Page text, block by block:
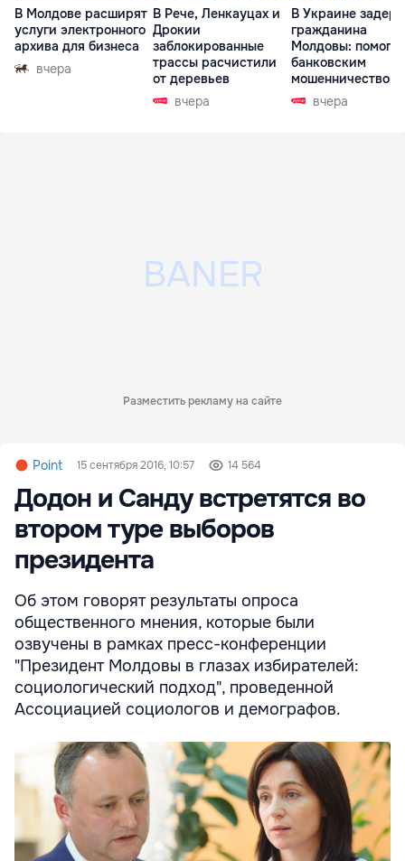
В Молдове расширят
услуги электронного
архива для бизнеса
вчера
В Рече, Ленкауцах и
Дрокии
заблокированные
трассы расчистили
от деревьев
вчера
В Украине
гражданина
Молдовы:
банковским
мошенничеством
Чехиивчера
Разместить рекламу на сайте
Point 15 сентября 2016, 10:57 14 564
Додон и Санду встретятся во
втором туре выборов
президента
Об этом говорят результаты опроса
общественного мнения, которые были
озвучены в рамках пресс-конференции
"Президент Молдовы в глазах избирателей:
социологический подход", проведенной
Ассоциацией социологов и демографов.